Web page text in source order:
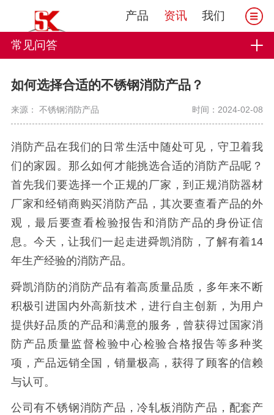
产品 资讯 我们
常见问答
如何选择合适的不锈钢消防产品？
来源： 不锈钢消防产品 时间：2024-02-08
消防产品在我们的日常生活中随处可见，守卫着我
们的家园。那么如何才能挑选合适的消防产品呢？
首先我们要选择一个正规的厂家，到正规消防器材
厂家和经销商购买消防产品，其次要查看产品的外
观，最后要查看检验报告和消防产品的身份证信
息。今天，让我们一起走进舜凯消防，了解有着14
年生产经验的消防产品。
舜凯消防的消防产品有着高质量品质，多年来不断
积极引进国内外高新技术，进行自主创新，为用户
提供好品质的产品和满意的服务，曾获得过国家消
防产品质量监督检验中心检验合格报告等多种奖
项，产品远销全国，销量极高，获得了顾客的信赖
与认可。
公司有不锈钢消防产品，冷轧板消防产品，配套产